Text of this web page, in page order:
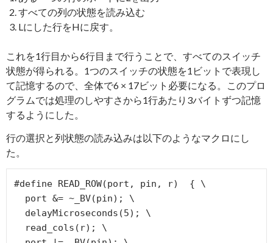
すべての列の状態を読み込む
Lにした行をHに戻す。
これを1行目から6行目まで行うことで、すべてのスイッチ
状態が得られる。1つのスイッチの状態を1ビットで表現し
て記憶するので、全体で6 × 17ビット必要になる。このプロ
グラムでは処理のしやすさから1行あたり3バイトずつ記憶
するようにした。
行の選択と列状態の読み込みは以下のようなマクロにし
た。
#define READ_ROW(port, pin, r)  { \